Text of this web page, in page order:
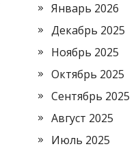
Январь 2026
Декабрь 2025
Ноябрь 2025
Октябрь 2025
Сентябрь 2025
Август 2025
Июль 2025